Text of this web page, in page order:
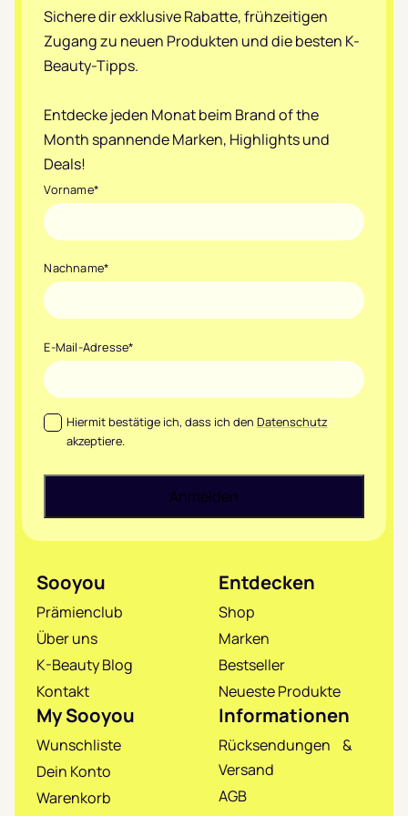
Sichere dir exklusive Rabatte, frühzeitigen
Zugang zu neuen Produkten und die besten K-
Beauty-Tipps.
Entdecke jeden Monat beim Brand of the
Month spannende Marken, Highlights und
Deals!
Vorname*
Nachname*
E-Mail-Adresse*
Datenschutz*
Hiermit bestätige ich, dass ich den Datenschutz
akzeptiere.
Sooyou
Prämienclub
Über uns
K-Beauty Blog
Kontakt
Entdecken
Shop
Marken
Bestseller
Neueste Produkte
My Sooyou
Wunschliste
Dein Konto
Warenkorb
Informationen
Rücksendungen &
Versand
AGB